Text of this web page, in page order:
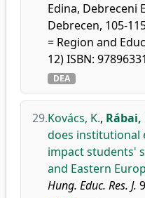
Edina, Debreceni
Debrecen, 105-
= Region and
12) ISBN:
DEA
29.Kovács, K., Rábai,
does institutional
impact students'
and Eastern
Hung. Educ. Res. J.